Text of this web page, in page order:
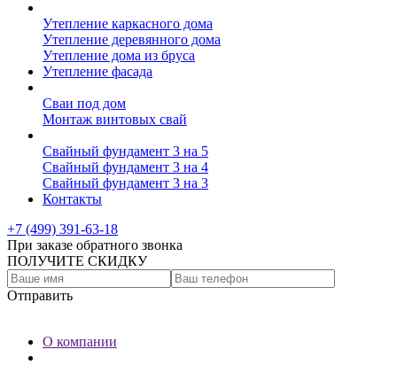
Утепление каркасного дома
Утепление деревянного дома
Утепление дома из бруса
Утепление фасада
Сваи под дом
Монтаж винтовых свай
Свайный фундамент 3 на 5
Свайный фундамент 3 на 4
Свайный фундамент 3 на 3
Контакты
+7 (499) 391-63-18
При заказе обратного звонка
ПОЛУЧИТЕ СКИДКУ
Отправить
О компании